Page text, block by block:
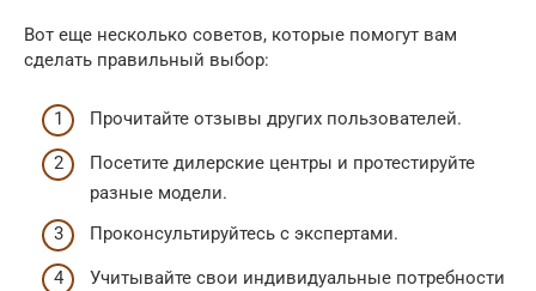
Вот еще несколько советов, которые помогут вам
сделать правильный выбор:
Прочитайте отзывы других пользователей.
Посетите дилерские центры и протестируйте
разные модели.
Проконсультируйтесь с экспертами.
Учитывайте свои индивидуальные потребности